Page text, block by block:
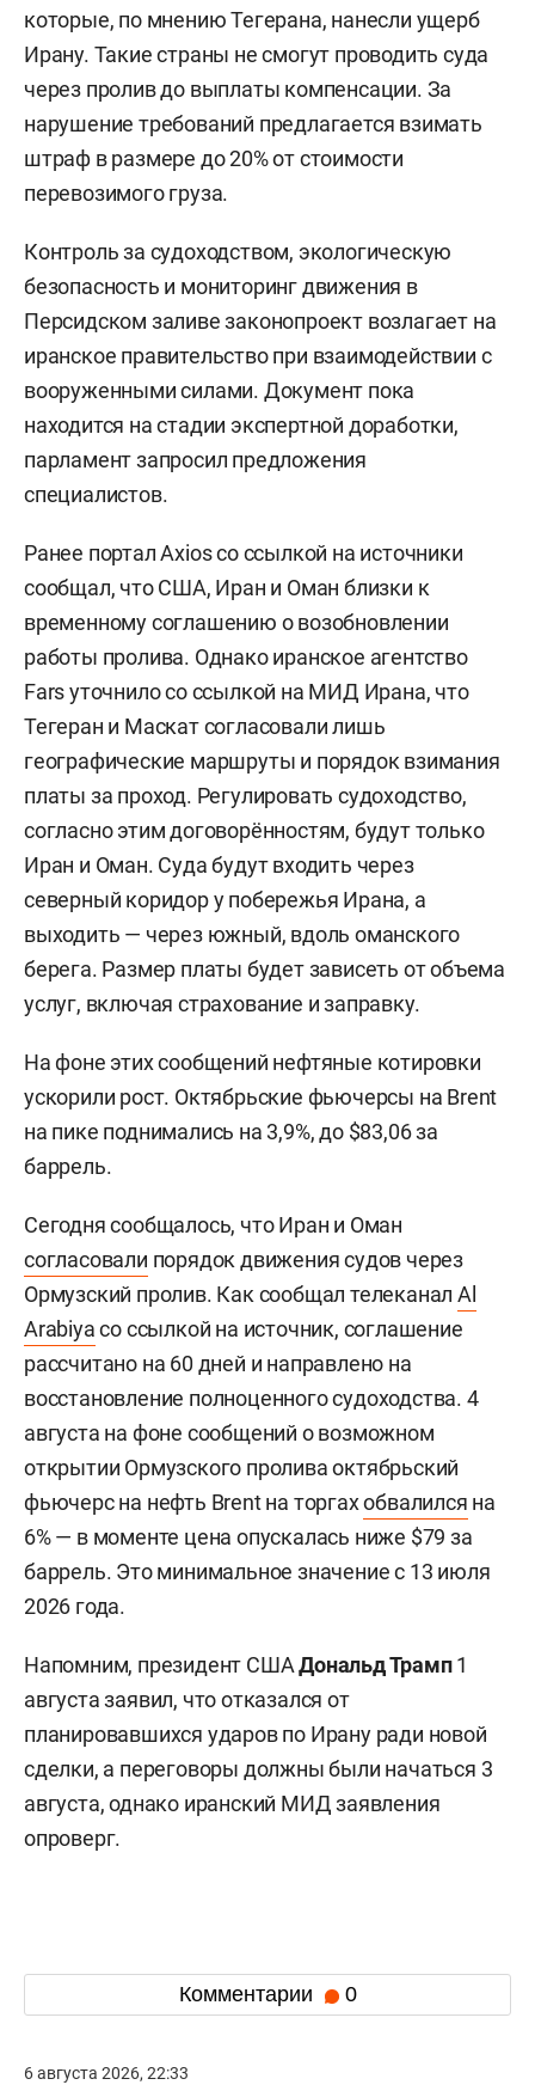
которые, по мнению Тегерана, нанесли ущерб
Ирану. Такие страны не смогут проводить суда
через пролив до выплаты компенсации. За
нарушение требований предлагается взимать
штраф в размере до 20% от стоимости
перевозимого груза.
Контроль за судоходством, экологическую
безопасность и мониторинг движения в
Персидском заливе законопроект возлагает на
иранское правительство при взаимодействии с
вооруженными силами. Документ пока
находится на стадии экспертной доработки,
парламент запросил предложения
специалистов.
Ранее портал Axios со ссылкой на источники
сообщал, что США, Иран и Оман близки к
временному соглашению о возобновлении
работы пролива. Однако иранское агентство
Fars уточнило со ссылкой на МИД Ирана, что
Тегеран и Маскат согласовали лишь
географические маршруты и порядок взимания
платы за проход. Регулировать судоходство,
согласно этим договорённостям, будут только
Иран и Оман. Суда будут входить через
северный коридор у побережья Ирана, а
выходить — через южный, вдоль оманского
берега. Размер платы будет зависеть от объема
услуг, включая страхование и заправку.
На фоне этих сообщений нефтяные котировки
ускорили рост. Октябрьские фьючерсы на Brent
на пике поднимались на 3,9%, до $83,06 за
баррель.
Сегодня сообщалось, что Иран и Оман
согласовали порядок движения судов через
Ормузский пролив. Как сообщал телеканал Al
Arabiyaсо ссылкой на источник, соглашение
рассчитано на 60 дней и направлено на
восстановление полноценного судоходства. 4
августа на фоне сообщений о возможном
открытии Ормузского пролива октябрьский
фьючерс на нефть Brent на торгахобвалился на
6% — в моменте цена опускалась ниже $79 за
баррель. Это минимальное значение с 13 июля
2026 года.
Напомним, президент СШАДональд Трамп1
августа заявил, что отказался от
планировавшихся ударов по Ирану ради новой
сделки, а переговоры должны были начаться 3
августа, однако иранский МИД заявления
опроверг.
Комментарии 0
6 августа 2026, 22:33